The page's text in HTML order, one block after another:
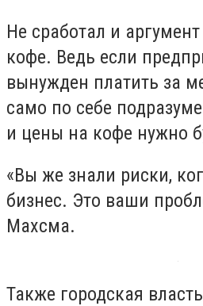
Не сработал и
кофе. Ведь если
вынужден платить за
само по себе
и цены на кофе нужно
«Вы же знали риски,
бизнес. Это ваши
Махсма.
Также городская